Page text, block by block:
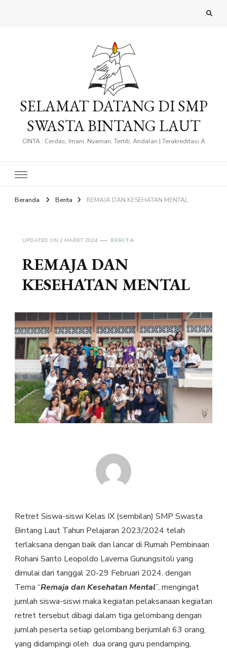
SELAMAT DATANG DI SMP
SWASTA BINTANG LAUT
CINTA : Cerdas, Imani, Nyaman, Tertib, Andalan | Terakreditasi A
Beranda Berita REMAJA DAN KESEHATAN MENTAL
UPDATED ON 2 MARET 2024 BERITA
REMAJA DAN
KESEHATAN MENTAL
Retret Siswa-siswi Kelas IX (sembilan) SMP Swasta
Bintang Laut Tahun Pelajaran 2023/2024 telah
terlaksana dengan baik dan lancar di Rumah Pembinaan
Rohani Santo Leopoldo Laverna Gunungsitoli yang
dimulai dari tanggal 20-29 Februari 2024, dengan
Tema “Remaja dan Kesehatan Mental”, mengingat
jumlah siswa-siswi maka kegiatan pelaksanaan kegiatan
retret tersebut dibagi dalam tiga gelombang dengan
jumlah peserta setiap gelombang berjumlah 63 orang,
yang didampingi oleh dua orang guru pendamping,